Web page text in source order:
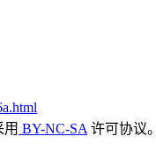
BY-NC-SA 许可协议